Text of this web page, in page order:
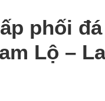
phối
Lộ –